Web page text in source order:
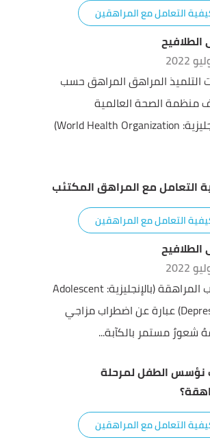
التعامل مع المراهقين
التلميذ المراهق المراهق حسب
منظمة الصحة العالمية
(بالإنجليزية: World Health Organization)
التعامل مع المراهق المكتئب
التعامل مع المراهقين
اكتئاب المراهقة (بالإنجليزية: Adolescent
Depression) عبارة عن اضطراب مزاجي
شعورٌ مستمر بالكآبة...
الطفل لمرحلة
التعامل مع المراهقين